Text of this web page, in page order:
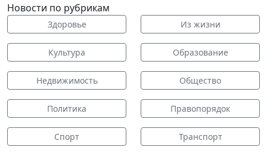
Новости по рубрикам
Здоровье Из жизни
Культура Образование
Недвижимость Общество
Политика Правопорядок
Спорт Транспорт